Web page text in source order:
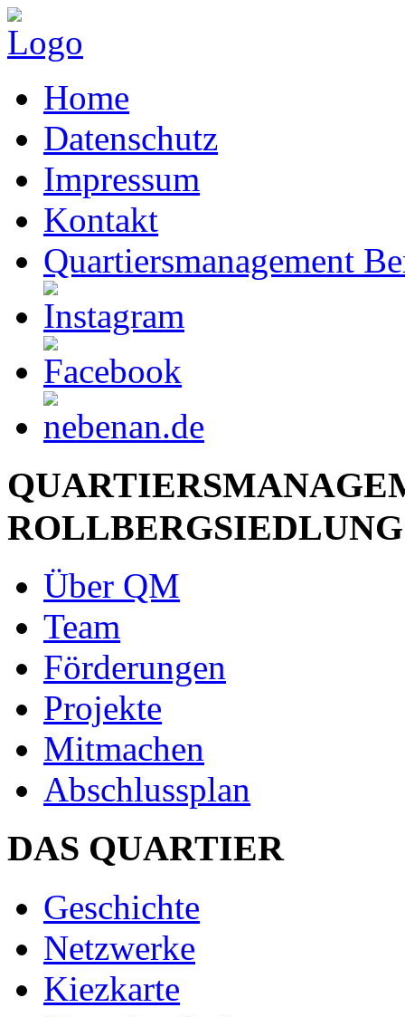
Home
Datenschutz
Impressum
Kontakt
Quartiersmanagement
ROLLBERGSIEDLUNG
Über QM
Team
Förderungen
Projekte
Mitmachen
Abschlussplan
DAS QUARTIER
Geschichte
Netzwerke
Kiezkarte